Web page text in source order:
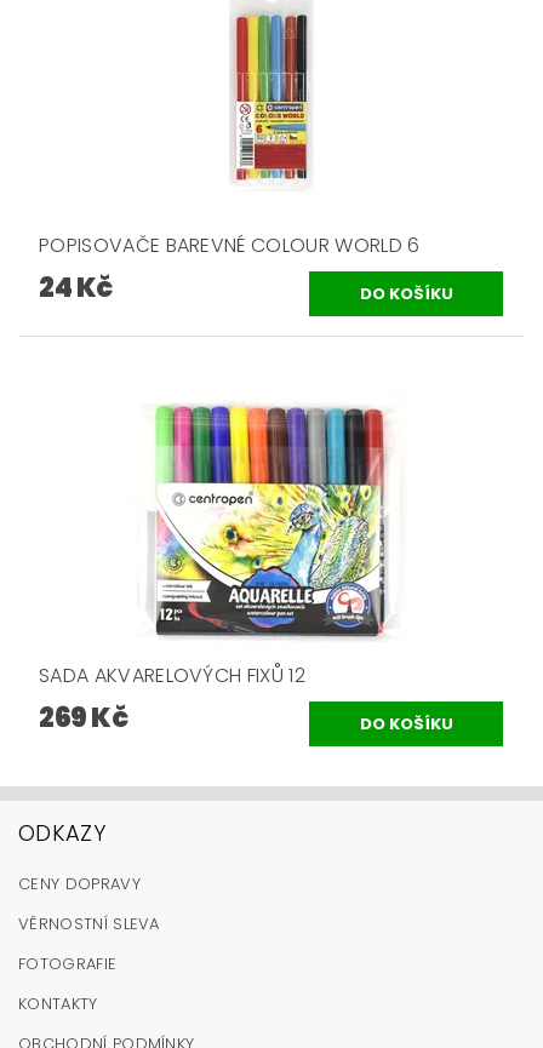
POPISOVAČE BAREVNÉ COLOUR WORLD 6
24 Kč
SADA AKVARELOVÝCH FIXŮ 12
269 Kč
ODKAZY
CENY DOPRAVY
VĚRNOSTNÍ SLEVA
FOTOGRAFIE
KONTAKTY